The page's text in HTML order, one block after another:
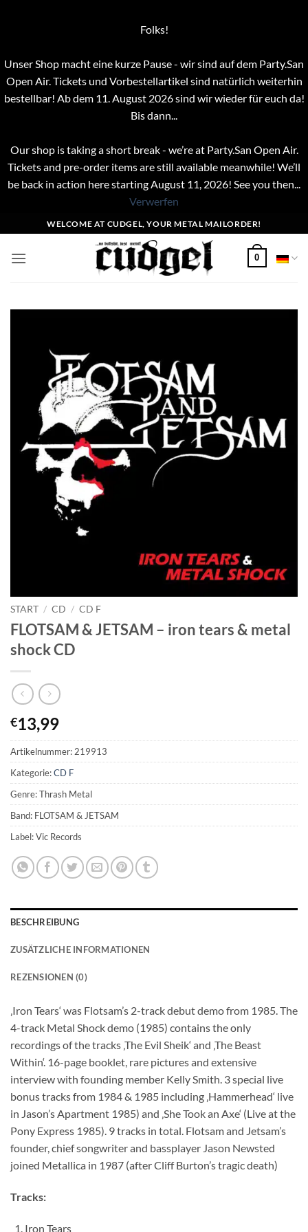
Folks!
Unser Shop macht eine kurze Pause - wir sind auf dem Party.San
Open Air. Tickets und Vorbestellartikel sind natürlich weiterhin
bestellbar! Ab dem 11. August 2026 sind wir wieder für euch da!
Bis dann...
Our shop is taking a short break - we’re at Party.San Open Air.
Tickets and pre-order items are still available meanwhile! We’ll
be back in action here starting August 11, 2026! See you then...
Verwerfen
Inhalt
springen
WELCOME AT CUDGEL, YOUR METAL MAILORDER!
0
START / CD / CD F
FLOTSAM & JETSAM – iron tears & metal
shock CD
€13,99
Artikelnummer:219913
Kategorie:CD F
Genre: Thrash Metal
Band: FLOTSAM & JETSAM
Label: Vic Records
BESCHREIBUNG
ZUSÄTZLICHE INFORMATIONEN
REZENSIONEN (0)
‚Iron Tears‘ was Flotsam’s 2-track debut demo from 1985. The
4-track Metal Shock demo (1985) contains the only
recordings of the tracks ‚The Evil Sheik‘ and ‚The Beast
Within‘. 16-page booklet, rare pictures and extensive
interview with founding member Kelly Smith. 3 special live
bonus tracks from 1984 & 1985 including ‚Hammerhead‘ live
in Jason’s Apartment 1985) and ‚She Took an Axe‘ (Live at the
Pony Express 1985). 9 tracks in total. Flotsam and Jetsam’s
founder, chief songwriter and bassplayer Jason Newsted
joined Metallica in 1987 (after Cliff Burton’s tragic death)
Tracks:
Iron Tears